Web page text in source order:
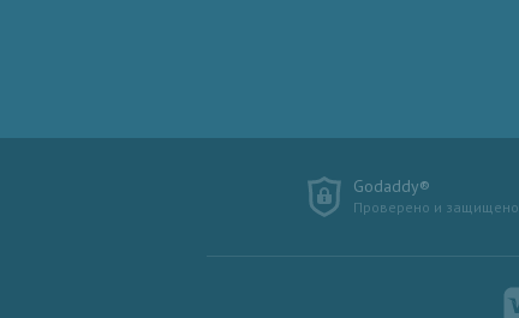
Godaddy®
Проверено и защищено